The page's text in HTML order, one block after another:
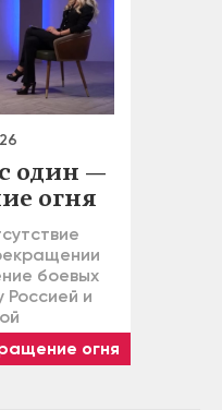
один —
огня
боевых
Россией и
огня